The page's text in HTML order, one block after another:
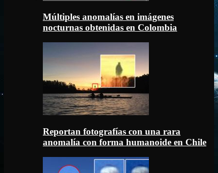
Múltiples anomalías en imágenes
nocturnas obtenidas en Colombia
Reportan fotografías con una rara
anomalía con forma humanoide en Chile